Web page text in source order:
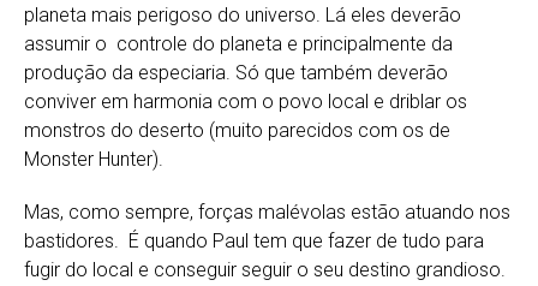
planeta mais perigoso do universo. Lá eles deverão
assumir o controle do planeta e principalmente da
produção da especiaria. Só que também deverão
conviver em harmonia com o povo local e driblar os
monstros do deserto (muito parecidos com os de
Monster Hunter).
Mas, como sempre, forças malévolas estão atuando nos
bastidores. É quando Paul tem que fazer de tudo para
fugir do local e conseguir seguir o seu destino grandioso.